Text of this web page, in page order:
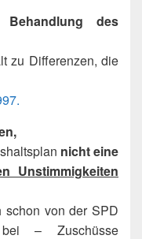
des
zu Differenzen, die
nicht eine
Unstimmigkeiten
schon von der SPD
– Zuschüsse